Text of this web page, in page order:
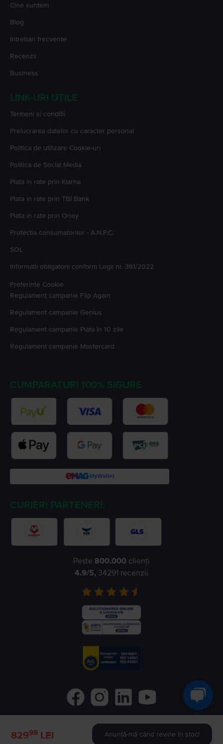
82999 LEI Anunță-mă când revine în stoc!
Cine suntem
Blog
Intrebari frecvente
Recenzii
Business
LINK-URI UTILE
Termeni si conditii
Prelucrarea datelor cu caracter personal
Politica de utilizare Cookie-uri
Politica de Social Media
Plata in rate prin Klarna
Plata in rate prin TBI Bank
Plata in rate prin Oney
Protectia consumatorilor - A.N.P.C.
SOL
Informatii obligatorii conform Legii nr. 361/2022
Preferinte Cookie
Regulament campanie Flip Again
Regulament campanie Genius
Regulament campanie Plata în 10 zile
Regulament campanie Mastercard
CUMPARATURI 100% SIGURE
CURIERI PARTENERI:
Peste 800.000 clienți
4.9/5, 34291 recenzii
©
- All rights reserved.